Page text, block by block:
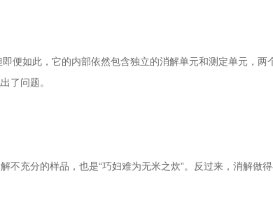
如此，它的内部依然包含独立的消解单元和测定单元，两
了问题。
充分的样品，也是“巧妇难为无米之炊”。反过来，消解做